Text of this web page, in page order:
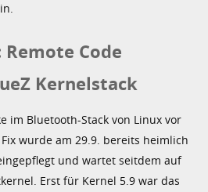
Code
Kernelstack
im Bluetooth-Stack von Linux vor
wurde am 29.9. bereits heimlich
und wartet seitdem auf
Erst für Kernel 5.9 war das